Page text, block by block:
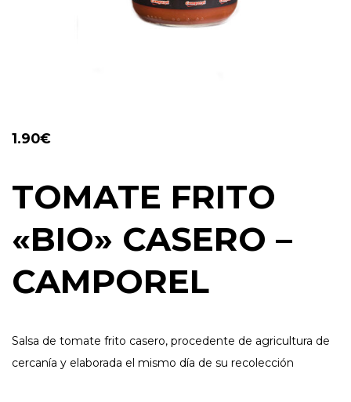
1.90€
TOMATE FRITO
«BIO» CASERO –
CAMPOREL
Salsa de tomate frito casero, procedente de agricultura de
cercanía y elaborada el mismo día de su recolección